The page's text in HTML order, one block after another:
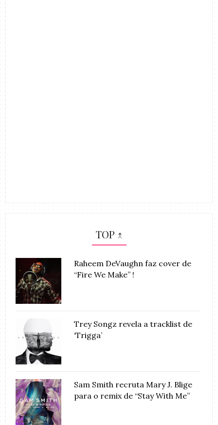
TOP ↑
Raheem DeVaughn faz cover de
“Fire We Make” !
Trey Songz revela a tracklist de
‘Trigga’
Sam Smith recruta Mary J. Blige
para o remix de “Stay With Me”